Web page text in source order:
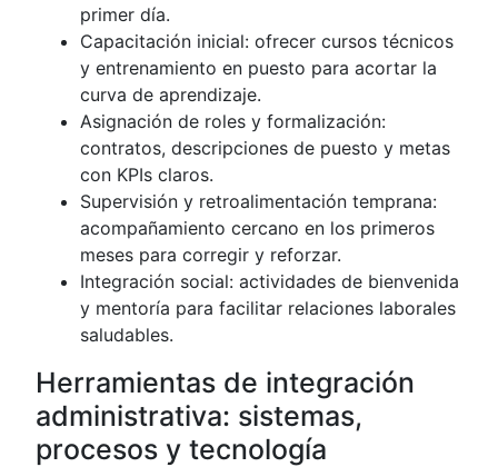
primer día.
Capacitación inicial: ofrecer cursos técnicos
y entrenamiento en puesto para acortar la
curva de aprendizaje.
Asignación de roles y formalización:
contratos, descripciones de puesto y metas
con KPIs claros.
Supervisión y retroalimentación temprana:
acompañamiento cercano en los primeros
meses para corregir y reforzar.
Integración social: actividades de bienvenida
y mentoría para facilitar relaciones laborales
saludables.
Herramientas de integración
administrativa: sistemas,
procesos y tecnología